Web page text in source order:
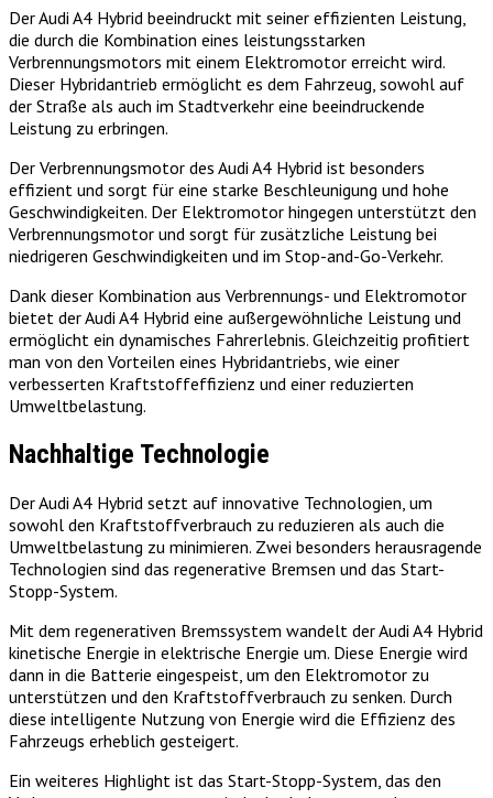
Der Audi A4 Hybrid beeindruckt mit seiner effizienten Leistung,
die durch die Kombination eines leistungsstarken
Verbrennungsmotors mit einem Elektromotor erreicht wird.
Dieser Hybridantrieb ermöglicht es dem Fahrzeug, sowohl auf
der Straße als auch im Stadtverkehr eine beeindruckende
Leistung zu erbringen.
Der Verbrennungsmotor des Audi A4 Hybrid ist besonders
effizient und sorgt für eine starke Beschleunigung und hohe
Geschwindigkeiten. Der Elektromotor hingegen unterstützt den
Verbrennungsmotor und sorgt für zusätzliche Leistung bei
niedrigeren Geschwindigkeiten und im Stop-and-Go-Verkehr.
Dank dieser Kombination aus Verbrennungs- und Elektromotor
bietet der Audi A4 Hybrid eine außergewöhnliche Leistung und
ermöglicht ein dynamisches Fahrerlebnis. Gleichzeitig profitiert
man von den Vorteilen eines Hybridantriebs, wie einer
verbesserten Kraftstoffeffizienz und einer reduzierten
Umweltbelastung.
Nachhaltige Technologie
Der Audi A4 Hybrid setzt auf innovative Technologien, um
sowohl den Kraftstoffverbrauch zu reduzieren als auch die
Umweltbelastung zu minimieren. Zwei besonders herausragende
Technologien sind das regenerative Bremsen und das Start-
Stopp-System.
Mit dem regenerativen Bremssystem wandelt der Audi A4 Hybrid
kinetische Energie in elektrische Energie um. Diese Energie wird
dann in die Batterie eingespeist, um den Elektromotor zu
unterstützen und den Kraftstoffverbrauch zu senken. Durch
diese intelligente Nutzung von Energie wird die Effizienz des
Fahrzeugs erheblich gesteigert.
Ein weiteres Highlight ist das Start-Stopp-System, das den